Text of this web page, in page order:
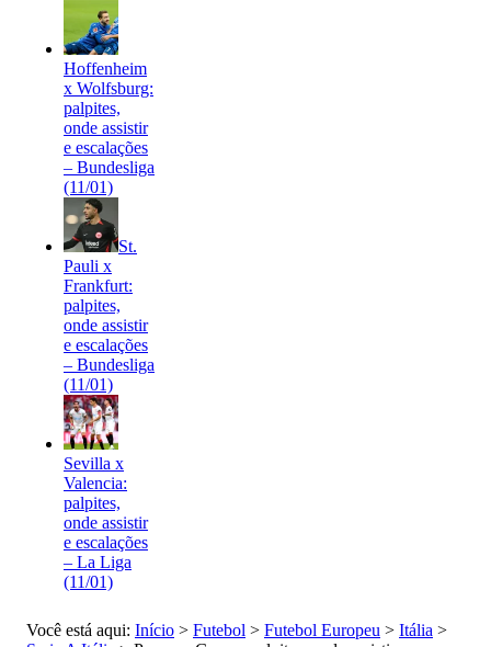
Hoffenheim
x Wolfsburg:
palpites,
onde assistir
e escalações
– Bundesliga
(11/01)
St.
Pauli x
Frankfurt:
palpites,
onde assistir
e escalações
– Bundesliga
(11/01)
Sevilla x
Valencia:
palpites,
onde assistir
e escalações
– La Liga
(11/01)
Você está aqui: Início > Futebol > Futebol Europeu > Itália >